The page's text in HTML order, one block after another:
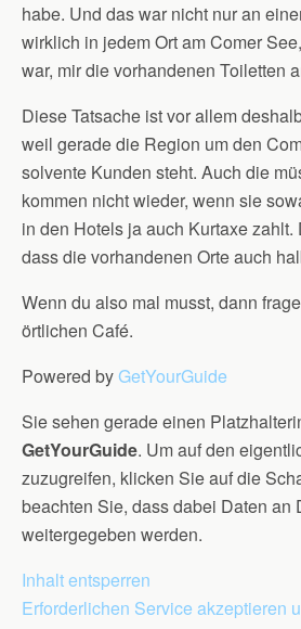
habe. Und das war nicht nur an
wirklich in jedem Ort am Comer
war, mir die vorhandenen Toiletten
Diese Tatsache ist vor allem
weil gerade die Region um den
solvente Kunden steht. Auch die
kommen nicht wieder, wenn sie
in den Hotels ja auch Kurtaxe zahlt.
dass die vorhandenen Orte auch
Wenn du also mal musst, dann
örtlichen Café.
Powered byGetYourGuide
Sie sehen gerade einen
GetYourGuide. Um auf den
zuzugreifen, klicken Sie auf die
beachten Sie, dass dabei Daten an
weitergegeben werden.
Inhalt entsperren
Erforderlichen Service akzeptieren